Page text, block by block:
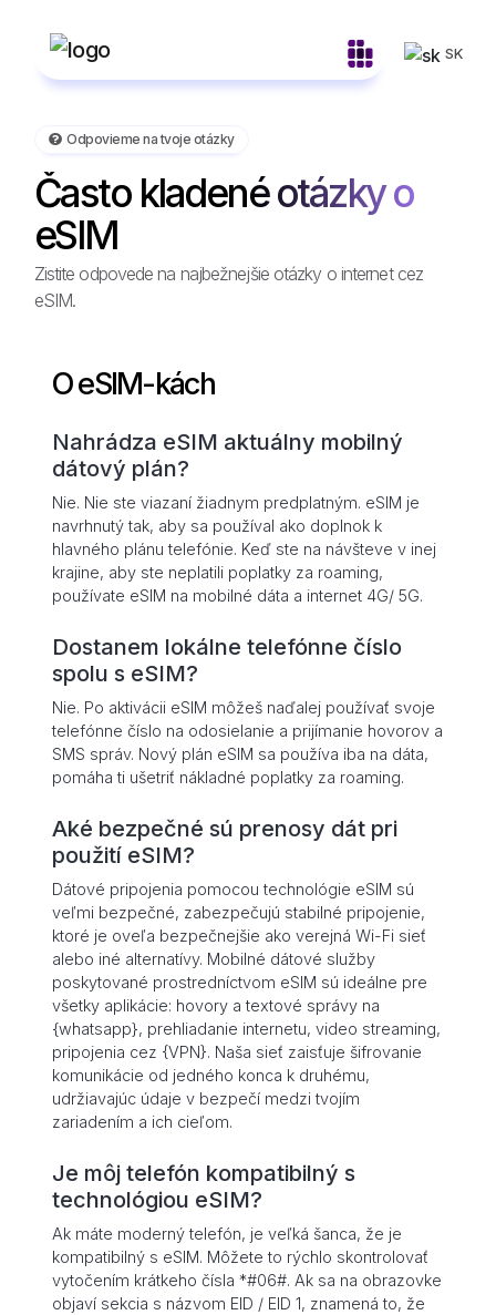
SK
Odpovieme na tvoje otázky
Často kladené otázky o
eSIM
Zistite odpovede na najbežnejšie otázky o internet cez
eSIM.
O eSIM-kách
Nahrádza eSIM aktuálny mobilný
dátový plán?
Nie. Nie ste viazaní žiadnym predplatným. eSIM je
navrhnutý tak, aby sa používal ako doplnok k
hlavného plánu telefónie. Keď ste na návšteve v inej
krajine, aby ste neplatili poplatky za roaming,
používate eSIM na mobilné dáta a internet 4G/ 5G.
Dostanem lokálne telefónne číslo
spolu s eSIM?
Nie. Po aktivácii eSIM môžeš naďalej používať svoje
telefónne číslo na odosielanie a prijímanie hovorov a
SMS správ. Nový plán eSIM sa používa iba na dáta,
pomáha ti ušetriť nákladné poplatky za roaming.
Aké bezpečné sú prenosy dát pri
použití eSIM?
Dátové pripojenia pomocou technológie eSIM sú
veľmi bezpečné, zabezpečujú stabilné pripojenie,
ktoré je oveľa bezpečnejšie ako verejná Wi-Fi sieť
alebo iné alternatívy. Mobilné dátové služby
poskytované prostredníctvom eSIM sú ideálne pre
všetky aplikácie: hovory a textové správy na
{whatsapp}, prehliadanie internetu, video streaming,
pripojenia cez {VPN}. Naša sieť zaisťuje šifrovanie
komunikácie od jedného konca k druhému,
udržiavajúc údaje v bezpečí medzi tvojím
zariadením a ich cieľom.
Je môj telefón kompatibilný s
technológiou eSIM?
Ak máte moderný telefón, je veľká šanca, že je
kompatibilný s eSIM. Môžete to rýchlo skontrolovať
vytočením krátkeho čísla *#06#. Ak sa na obrazovke
objaví sekcia s názvom EID / EID 1, znamená to, že